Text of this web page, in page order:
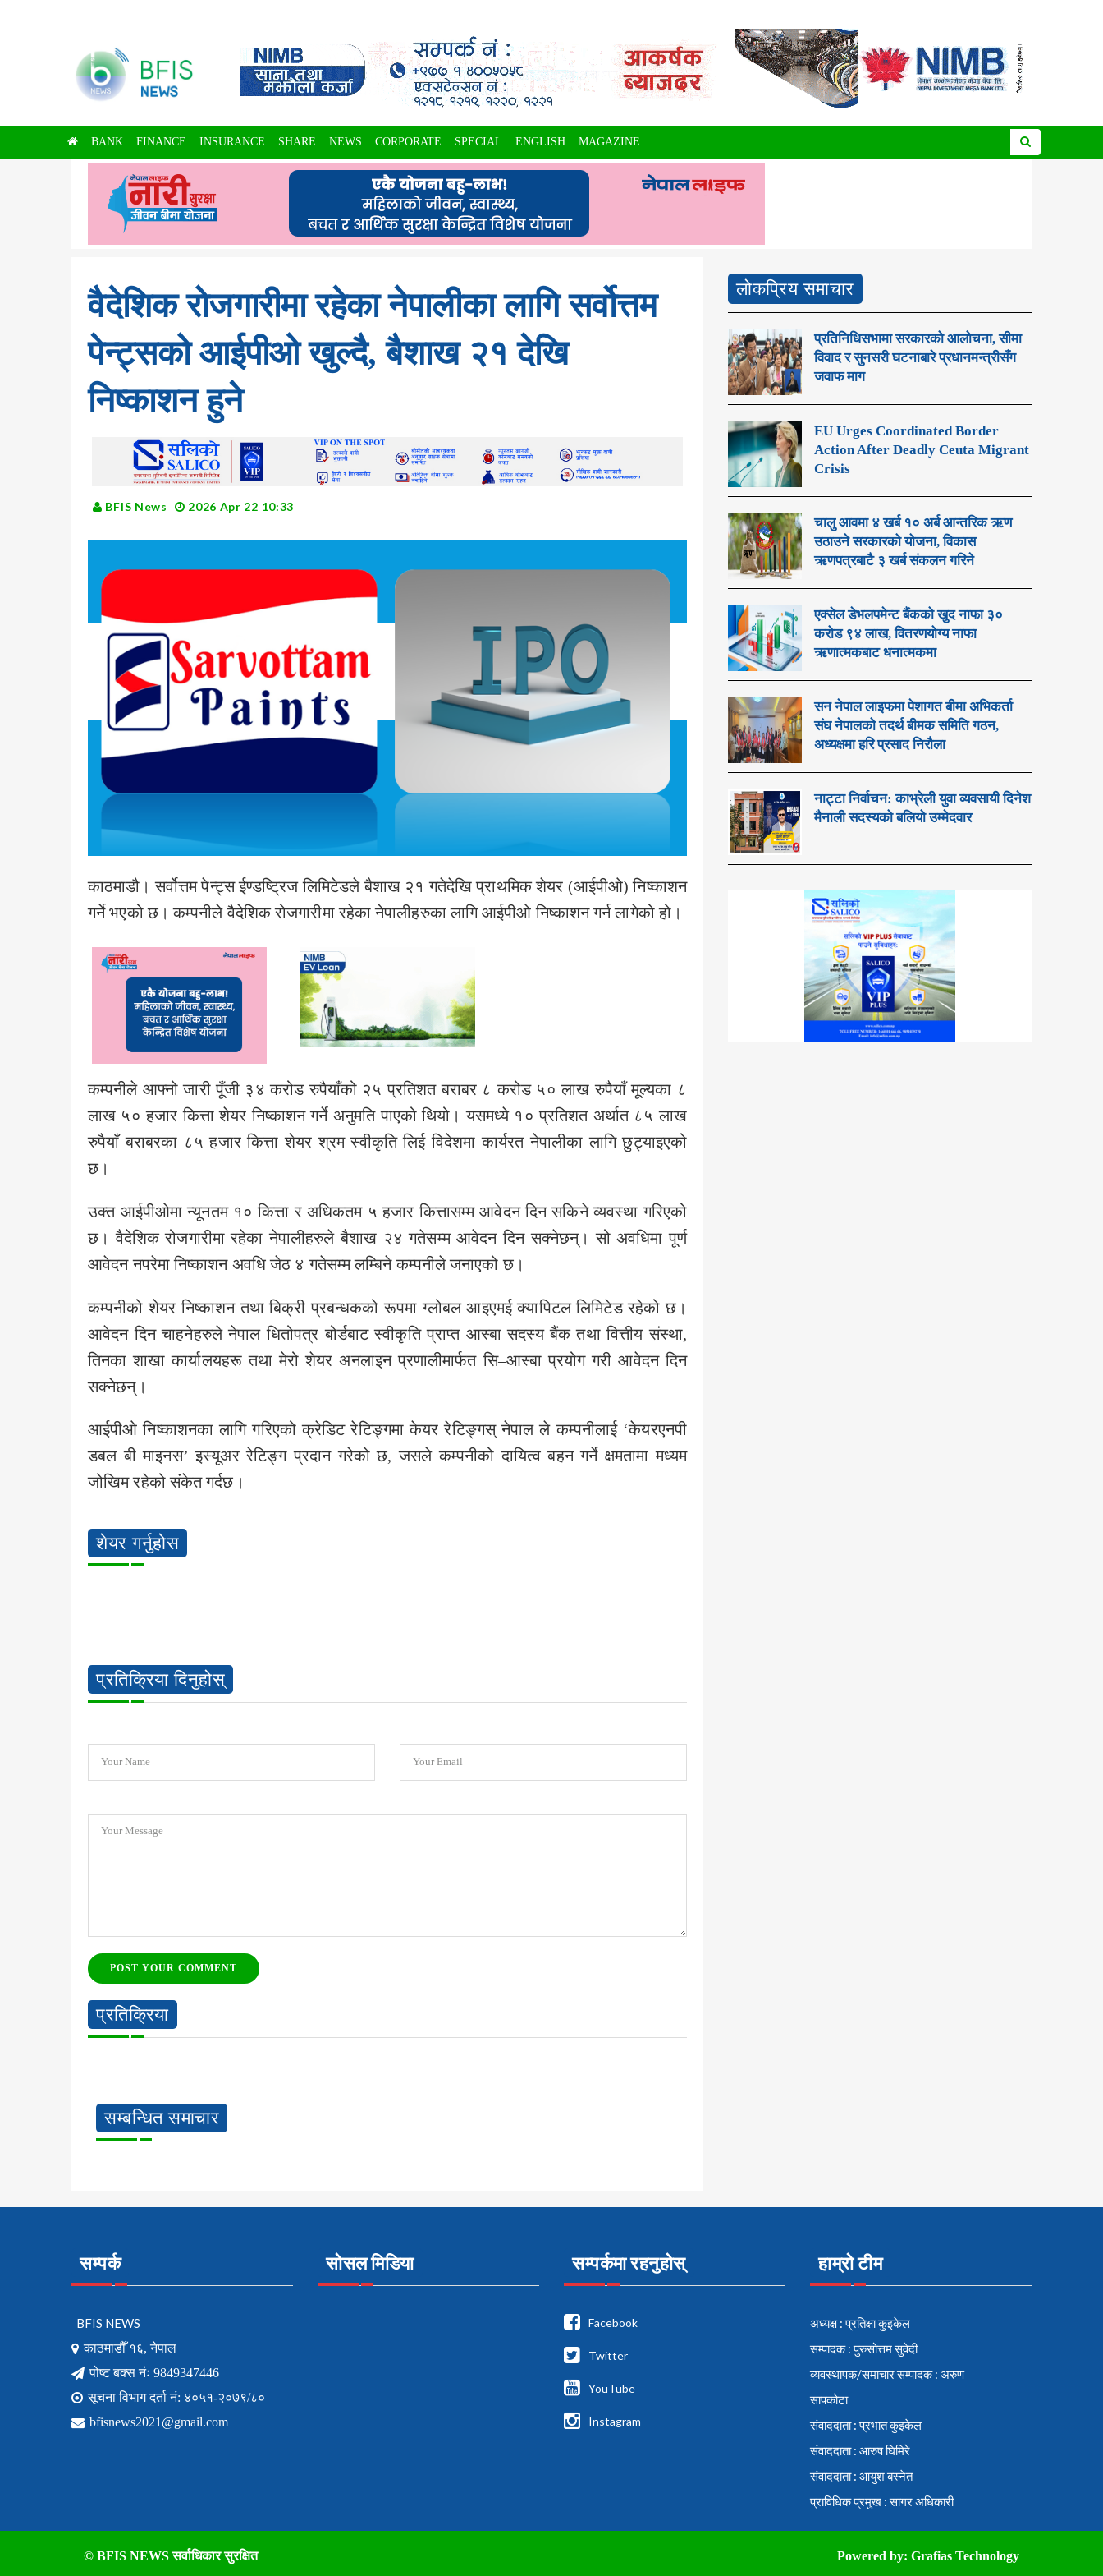
BANK FINANCE INSURANCE SHARE NEWS CORPORATE SPECIAL ENGLISH MAGAZINE
वैदेशिक रोजगारीमा रहेका नेपालीका लागि सर्वोत्तम
पेन्ट्सको आईपीओ खुल्दै, बैशाख २१ देखि
निष्काशन हुने
BFIS News 2026 Apr 22 10:33
काठमाडौ। सर्वोत्तम पेन्ट्स ईण्डष्ट्रिज लिमिटेडले बैशाख २१ गतेदेखि प्राथमिक शेयर (आईपीओ) निष्काशन
गर्ने भएको छ। कम्पनीले वैदेशिक रोजगारीमा रहेका नेपालीहरुका लागि आईपीओ निष्काशन गर्न लागेको हो।
कम्पनीले आफ्नो जारी पूँजी ३४ करोड रुपैयाँको २५ प्रतिशत बराबर ८ करोड ५० लाख रुपैयाँ मूल्यका ८
लाख ५० हजार कित्ता शेयर निष्काशन गर्ने अनुमति पाएको थियो। यसमध्ये १० प्रतिशत अर्थात ८५ लाख
रुपैयाँ बराबरका ८५ हजार कित्ता शेयर श्रम स्वीकृति लिई विदेशमा कार्यरत नेपालीका लागि छुट्याइएको
छ।
उक्त आईपीओमा न्यूनतम १० कित्ता र अधिकतम ५ हजार कित्तासम्म आवेदन दिन सकिने व्यवस्था गरिएको
छ। वैदेशिक रोजगारीमा रहेका नेपालीहरुले बैशाख २४ गतेसम्म आवेदन दिन सक्नेछन्। सो अवधिमा पूर्ण
आवेदन नपरेमा निष्काशन अवधि जेठ ४ गतेसम्म लम्बिने कम्पनीले जनाएको छ।
कम्पनीको शेयर निष्काशन तथा बिक्री प्रबन्धकको रूपमा ग्लोबल आइएमई क्यापिटल लिमिटेड रहेको छ।
आवेदन दिन चाहनेहरुले नेपाल धितोपत्र बोर्डबाट स्वीकृति प्राप्त आस्बा सदस्य बैंक तथा वित्तीय संस्था,
तिनका शाखा कार्यालयहरू तथा मेरो शेयर अनलाइन प्रणालीमार्फत सि–आस्बा प्रयोग गरी आवेदन दिन
सक्नेछन्।
आईपीओ निष्काशनका लागि गरिएको क्रेडिट रेटिङ्गमा केयर रेटिङ्गस् नेपाल ले कम्पनीलाई ‘केयरएनपी
डबल बी माइनस’ इस्यूअर रेटिङ्ग प्रदान गरेको छ, जसले कम्पनीको दायित्व बहन गर्ने क्षमतामा मध्यम
जोखिम रहेको संकेत गर्दछ।
शेयर गर्नुहोस
प्रतिक्रिया दिनुहोस्
Your Name Your Email
Your Message
POST YOUR COMMENT
प्रतिक्रिया
सम्बन्धित समाचार
लोकप्रिय समाचार
प्रतिनिधिसभामा सरकारको आलोचना, सीमा
विवाद र सुनसरी घटनाबारे प्रधानमन्त्रीसँग
जवाफ माग
EU Urges Coordinated Border
Action After Deadly Ceuta Migrant
Crisis
चालु आवमा ४ खर्ब १० अर्ब आन्तरिक ऋण
उठाउने सरकारको योजना, विकास
ऋणपत्रबाटै ३ खर्ब संकलन गरिने
एक्सेल डेभलपमेन्ट बैंकको खुद नाफा ३०
करोड ९४ लाख, वितरणयोग्य नाफा
ऋणात्मकबाट धनात्मकमा
सन नेपाल लाइफमा पेशागत बीमा अभिकर्ता
संघ नेपालको तदर्थ बीमक समिति गठन,
अध्यक्षमा हरि प्रसाद निरौला
नाट्टा निर्वाचन: काभ्रेली युवा व्यवसायी दिनेश
मैनाली सदस्यको बलियो उम्मेदवार
सम्पर्क
BFIS NEWS
काठमाडौँ १६, नेपाल
पोष्ट बक्स नंः 9849347446
सूचना विभाग दर्ता नं: ४०५१-२०७९/८०
bfisnews2021@gmail.com
सोसल मिडिया सम्पर्कमा रहनुहोस्
Facebook
Twitter
YouTube
Instagram
हाम्रो टीम
अध्यक्ष : प्रतिक्षा कुइकेल
सम्पादक : पुरुसोत्तम सुवेदी
व्यवस्थापक/समाचार सम्पादक : अरुण
सापकोटा
संवाददाता : प्रभात कुइकेल
संवाददाता : आरुष घिमिरे
संवाददाता : आयुश बस्नेत
प्राविधिक प्रमुख : सागर अधिकारी
© BFIS NEWS सर्वाधिकार सुरक्षित Powered by: Grafias Technology